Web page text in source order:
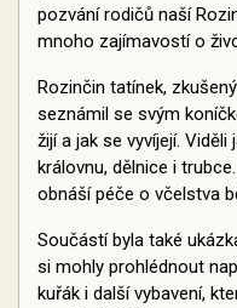
pozvání rodičů naší
mnoho zajímavostí o
Rozinčin tatínek,
seznámil se svým
žijí a jak se vyvíjejí.
královnu, dělnice i
obnáší péče o včelstva
Součástí byla také
si mohly prohlédnout
kuřák i další vybavení,